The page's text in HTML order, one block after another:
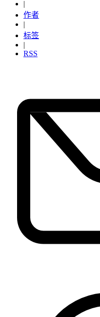
|
作者
|
标签
|
RSS